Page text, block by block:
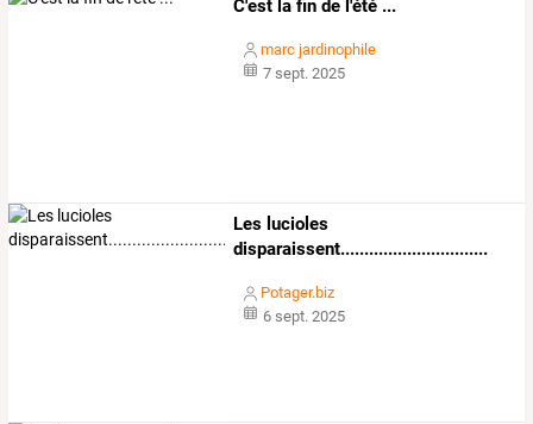
C'est la fin de l'été ...
marc jardinophile
7 sept. 2025
Les lucioles
disparaissent...............................
Potager.biz
6 sept. 2025